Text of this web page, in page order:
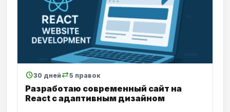
schedule30 дней sync_alt5 правок
Разработаю современный сайт на
React с адаптивным дизайном